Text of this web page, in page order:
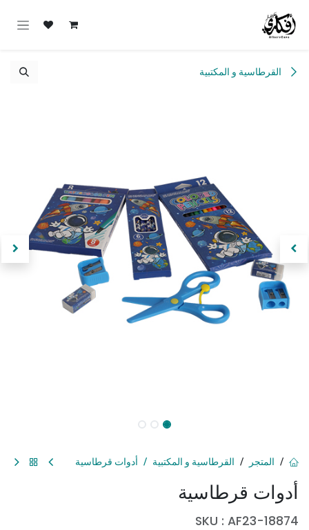
القرطاسية و المكتبية
أدوات قرطاسية
SKU : AF23-18874
المتجر القرطاسية و المكتبية أدوات قرطاسية